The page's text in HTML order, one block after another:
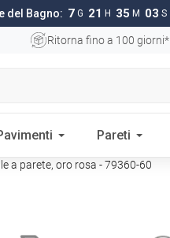
del Bagno: 7 G 21 H 35 M 02 S
Ritorna fino a 100 giorni*
Pareti
a parete, oro rosa - 79360-60